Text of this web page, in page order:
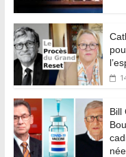
Bill